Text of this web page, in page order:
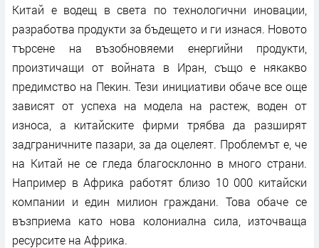
Китай е водещ в света по технологични иновации,
разработва продукти за бъдещето и ги изнася. Новото
търсене на възобновяеми енергийни продукти,
произтичащи от войната в Иран, също е някакво
предимство на Пекин. Тези инициативи обаче все още
зависят от успеха на модела на растеж, воден от
износа, а китайските фирми трябва да разширят
задграничните пазари, за да оцелеят. Проблемът е, че
на Китай не се гледа благосклонно в много страни.
Например в Африка работят близо 10 000 китайски
компании и един милион граждани. Това обаче се
възприема като нова колониална сила, източваща
ресурсите на Африка.